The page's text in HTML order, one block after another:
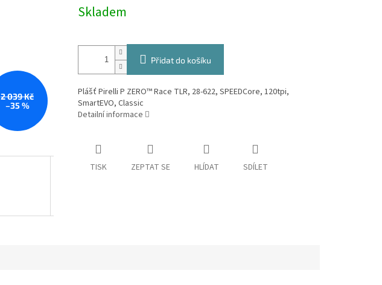
2 039 Kč
–35 %
cena:
Skladem
Přidat do košíku
Plášť Pirelli P ZERO™ Race TLR, 28-622, SPEEDCore, 120tpi,
SmartEVO, Classic
Detailní informace
TISK ZEPTAT SE HLÍDAT SDÍLET